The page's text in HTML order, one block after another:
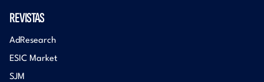
REVISTAS
AdResearch
ESIC Market
SJM